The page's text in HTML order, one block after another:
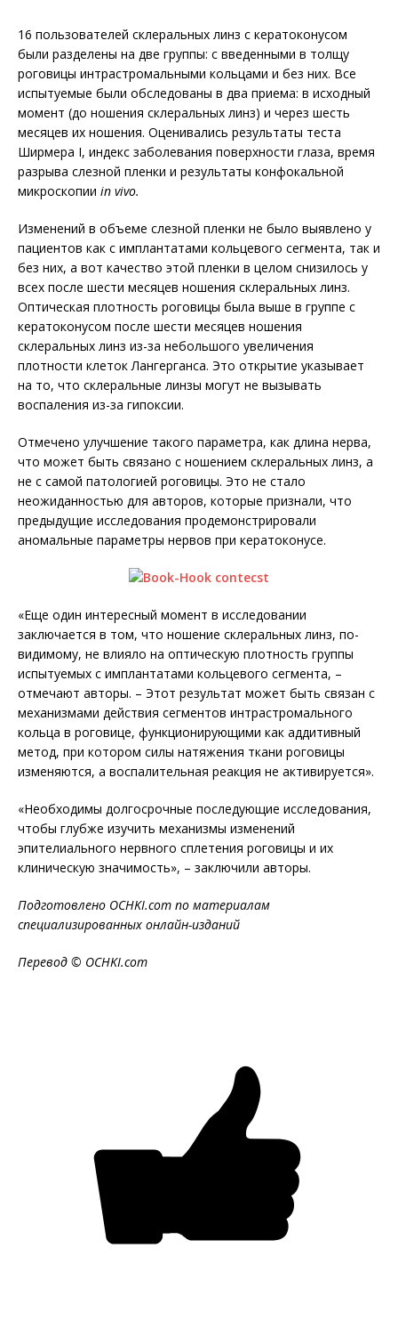
16 пользователей склеральных линз с кератоконусом
были разделены на две группы: с введенными в толщу
роговицы интрастромальными кольцами и без них. Все
испытуемые были обследованы в два приема: в исходный
момент (до ношения склеральных линз) и через шесть
месяцев их ношения. Оценивались результаты теста
Ширмера I, индекс заболевания поверхности глаза, время
разрыва слезной пленки и результаты конфокальной
микроскопии in vivo.
Изменений в объеме слезной пленки не было выявлено у
пациентов как с имплантатами кольцевого сегмента, так и
без них, а вот качество этой пленки в целом снизилось у
всех после шести месяцев ношения склеральных линз.
Оптическая плотность роговицы была выше в группе с
кератоконусом после шести месяцев ношения
склеральных линз из-за небольшого увеличения
плотности клеток Лангерганса. Это открытие указывает
на то, что склеральные линзы могут не вызывать
воспаления из-за гипоксии.
Отмечено улучшение такого параметра, как длина нерва,
что может быть связано с ношением склеральных линз, а
не с самой патологией роговицы. Это не стало
неожиданностью для авторов, которые признали, что
предыдущие исследования продемонстрировали
аномальные параметры нервов при кератоконусе.
«Еще один интересный момент в исследовании
заключается в том, что ношение склеральных линз, по-
видимому, не влияло на оптическую плотность группы
испытуемых с имплантатами кольцевого сегмента, –
отмечают авторы. – Этот результат может быть связан с
механизмами действия сегментов интрастромального
кольца в роговице, функционирующими как аддитивный
метод, при котором силы натяжения ткани роговицы
изменяются, а воспалительная реакция не активируется».
«Необходимы долгосрочные последующие исследования,
чтобы глубже изучить механизмы изменений
эпителиального нервного сплетения роговицы и их
клиническую значимость», – заключили авторы.
Подготовлено OCHKI.com по материалам
специализированных онлайн-изданий
Перевод © OCHKI.com